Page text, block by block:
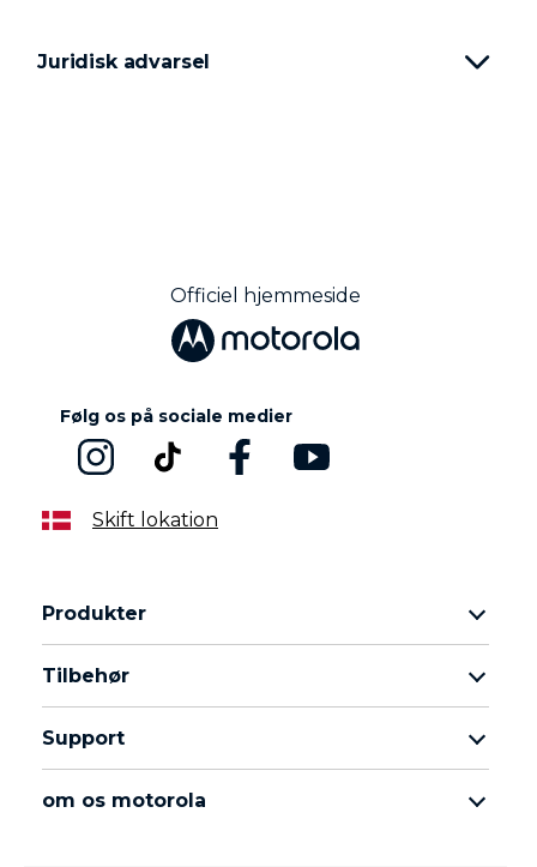
Juridisk advarsel
Officiel hjemmeside
Følg os på sociale medier
Skift lokation
Produkter
Moto G-familien
thinkphone by motorola
Tilbehør
Support
om os motorola